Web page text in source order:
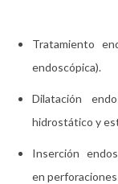
Tratamiento
endoscópica).
Dilatación
hidrostático y
Inserción
en